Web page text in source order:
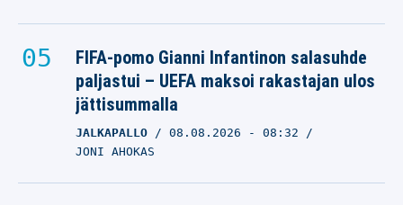
FIFA-pomo Gianni Infantinon salasuhde
paljastui – UEFA maksoi rakastajan ulos
jättisummalla
JALKAPALLO 08.08.2026 - 08:32
JONI AHOKAS